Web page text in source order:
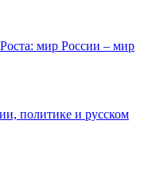
мир России – мир
политике и русском